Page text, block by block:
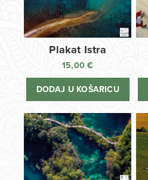
Plakat Istra
15,00€
DODAJ U KOŠARICU